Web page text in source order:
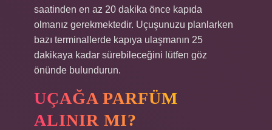
saatinden en az 20 dakika önce kapıda
olmanız gerekmektedir. Uçuşunuzu planlarken
bazı terminallerde kapıya ulaşmanın 25
dakikaya kadar sürebileceğini lütfen göz
önünde bulundurun.
UÇAĞA PARFÜM
ALINIR MI?